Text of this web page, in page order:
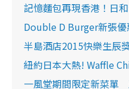
記憶麵包再現香港！日
Double D Burger新張優
半島酒店2015快樂生辰
紐約日本大熱! Waffle
一風堂期間限定新菜